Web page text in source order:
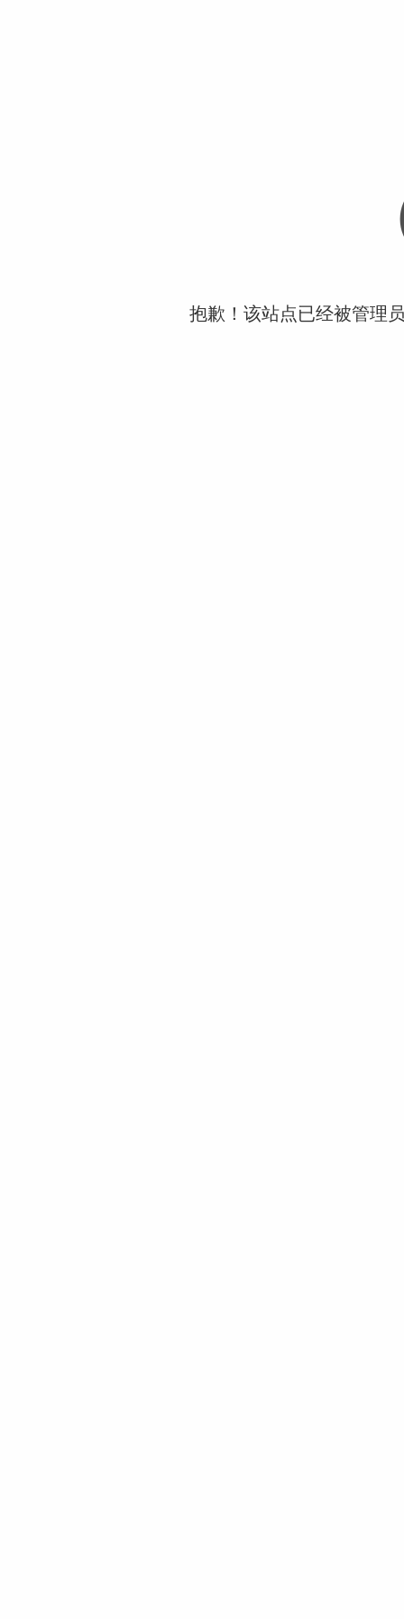
抱歉！该站点已经被管理